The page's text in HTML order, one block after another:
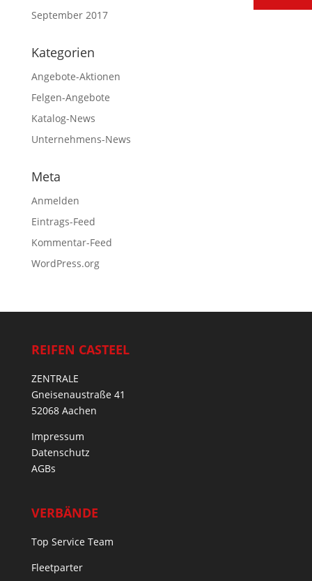
September 2017
Kategorien
Angebote-Aktionen
Felgen-Angebote
Katalog-News
Unternehmens-News
Meta
Anmelden
Eintrags-Feed
Kommentar-Feed
WordPress.org
REIFEN CASTEEL
ZENTRALE
Gneisenaustraße 41
52068 Aachen
Impressum
Datenschutz
AGBs
VERBÄNDE
Top Service Team
Fleetparter